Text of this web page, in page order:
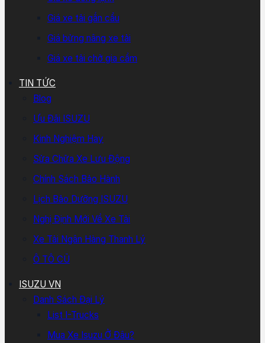
Giá xe tải gắn cẩu
Giá bửng nâng xe tải
Giá xe tải chở gia cầm
TIN TỨC
Blog
Ưu Đãi ISUZU
Kinh Nghiệm Hay
Sửa Chữa Xe Lưu Động
Chính Sách Bảo Hành
Lịch Bảo Dưỡng ISUZU
Nghị Định Mới Về Xe Tải
Xe Tải Ngân Hàng Thanh Lý
Ô TÔ CŨ
ISUZU VN
Danh Sách Đại Lý
List I-Trucks
Mua Xe Isuzu Ở Đâu?